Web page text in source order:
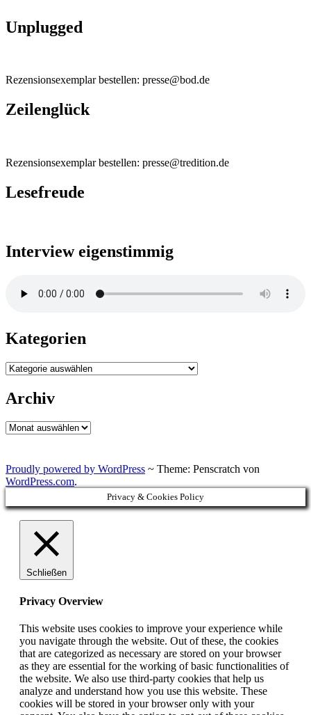
Unplugged
Rezensionsexemplar bestellen: presse@bod.de
Zeilenglück
Rezensionsexemplar bestellen: presse@tredition.de
Lesefreude
Interview eigenstimmig
Kategorien
Kategorien
Archiv
Archiv
Proudly powered by WordPress ~ Theme: Penscratch von
WordPress.com.
Privacy & Cookies Policy
Schließen
Privacy Overview
This website uses cookies to improve your experience while
you navigate through the website. Out of these, the cookies
that are categorized as necessary are stored on your browser
as they are essential for the working of basic functionalities of
the website. We also use third-party cookies that help us
analyze and understand how you use this website. These
cookies will be stored in your browser only with your